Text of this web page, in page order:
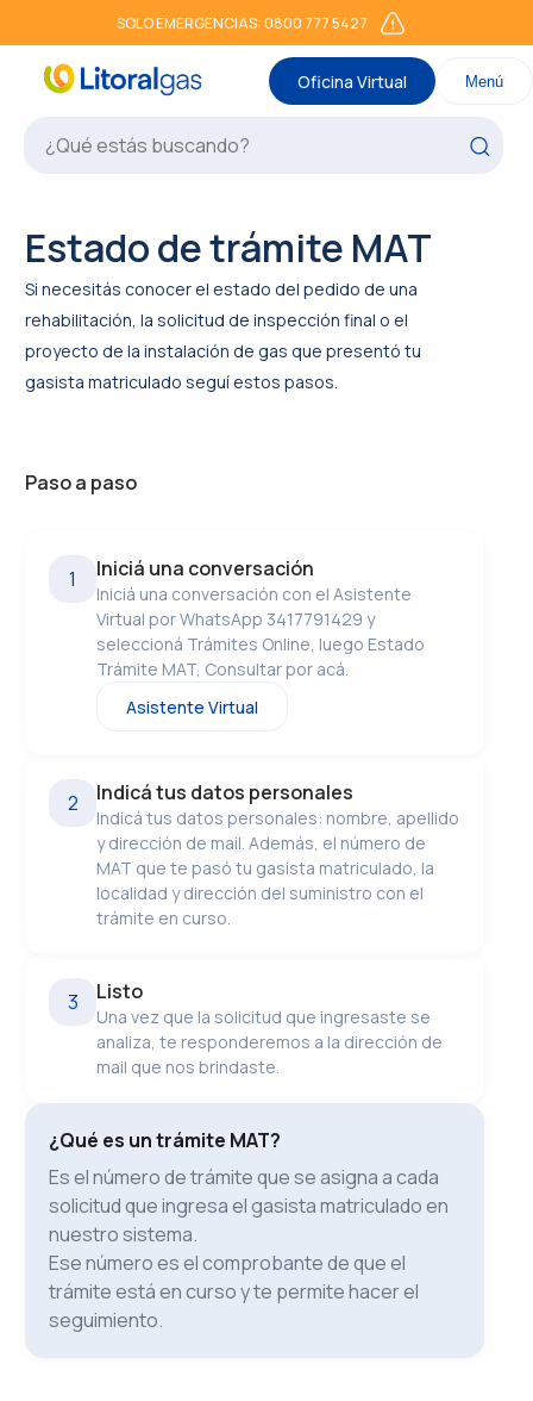
SOLO EMERGENCIAS: 0800 777 5427
Oficina Virtual Menú
Estado de trámite MAT
Si necesitás conocer el estado del pedido de una
rehabilitación, la solicitud de inspección final o el
proyecto de la instalación de gas que presentó tu
gasista matriculado seguí estos pasos.
Paso a paso
1 Iniciá una conversación
Iniciá una conversación con el Asistente
Virtual por WhatsApp 3417791429 y
seleccioná Trámites Online, luego Estado
Trámite MAT, Consultar por acá.
Asistente Virtual
2 Indicá tus datos personales
Indicá tus datos personales: nombre, apellido
y dirección de mail. Además, el número de
MAT que te pasó tu gasista matriculado, la
localidad y dirección del suministro con el
trámite en curso.
3 Listo
Una vez que la solicitud que ingresaste se
analiza, te responderemos a la dirección de
mail que nos brindaste.
¿Qué es un trámite MAT?
Es el número de trámite que se asigna a cada
solicitud que ingresa el gasista matriculado en
nuestro sistema.
Ese número es el comprobante de que el
trámite está en curso y te permite hacer el
seguimiento.